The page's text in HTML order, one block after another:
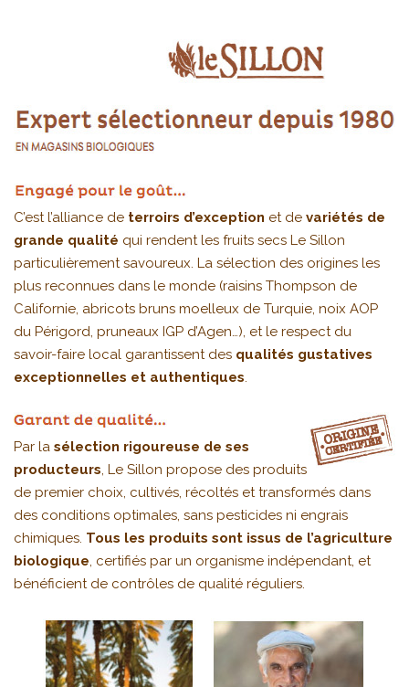
C’est l’alliance de terroirs d’exception et de variétés de
grande qualité qui rendent les fruits secs Le Sillon
particulièrement savoureux. La sélection des origines les
plus reconnues dans le monde (raisins Thompson de
Californie, abricots bruns moelleux de Turquie, noix AOP
du Périgord, pruneaux IGP d’Agen…), et le respect du
savoir-faire local garantissent des qualités gustatives
exceptionnelles et authentiques.
Par la sélection rigoureuse de ses
producteurs, Le Sillon propose des produits
de premier choix, cultivés, récoltés et transformés dans
des conditions optimales, sans pesticides ni engrais
chimiques. Tous les produits sont issus de l’agriculture
biologique, certifiés par un organisme indépendant, et
bénéficient de contrôles de qualité réguliers.